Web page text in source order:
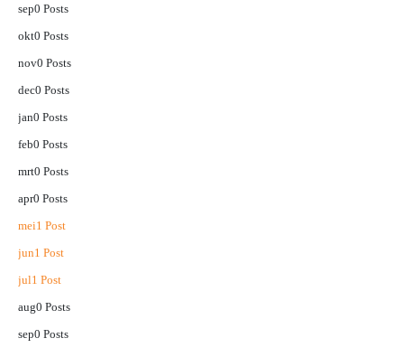
sep0 Posts
okt0 Posts
nov0 Posts
dec0 Posts
jan0 Posts
feb0 Posts
mrt0 Posts
apr0 Posts
mei1 Post
jun1 Post
jul1 Post
aug0 Posts
sep0 Posts